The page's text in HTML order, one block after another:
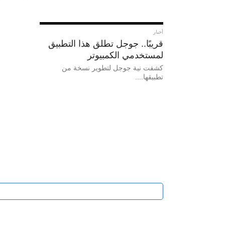
أخبار
قريبًا.. جوجل تطلق هذا التطبيق
لمستخدمي الكمبيوتر
كشفت نية جوجل لتطوير نسخة من
تطبيقها....